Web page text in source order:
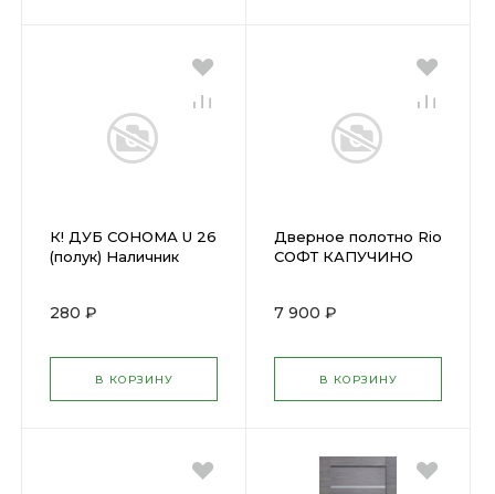
К! ДУБ СОНОМА U 26
(полук) Наличник
280 ₽
В КОРЗИНУ
Дверное полотно Rio
СОФТ КАПУЧИНО
бронза,38мм,экошпон
7 900 ₽
В КОРЗИНУ